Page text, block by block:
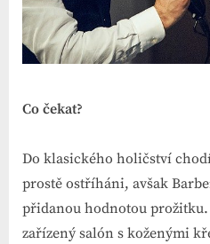
Co čekat?
Do klasického holičství
prostě ostříháni, avšak
přidanou hodnotou prožitku.
zařízený salón s koženými